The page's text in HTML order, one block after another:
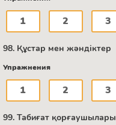
1 2 3
98. Құстар мен жәндіктер
Упражнения
1 2 3
99. Табиғат қорғаушылары